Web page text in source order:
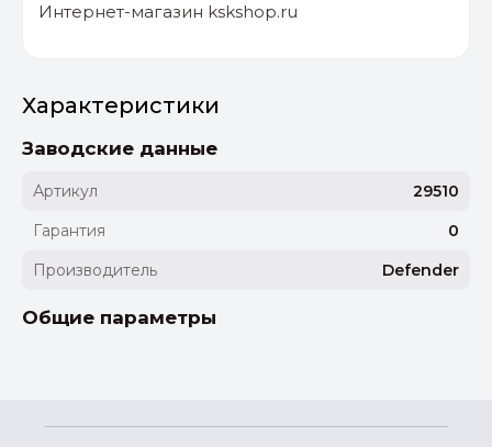
Интернет-магазин kskshop.ru
Характеристики
Заводские данные
Артикул
29510
Гарантия
0
Производитель
Defender
Общие параметры